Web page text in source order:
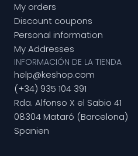
My orders
Discount coupons
Personal information
My Addresses
INFORMACIÓN DE LA TIENDA
help@keshop.com
(+34) 935 104 391
Rda. Alfonso X el Sabio 41
08304 Mataró (Barcelona)
Spanien